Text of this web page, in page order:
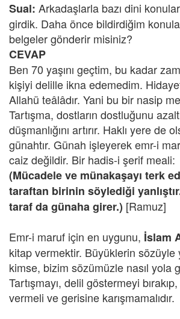
Sual: Arkadaşlarla bazı dini
girdik. Daha önce bildirdiğim
belgeler gönderir misiniz?
CEVAP
Ben 70 yaşını geçtim, bu kadar
kişiyi delille ikna edemedim.
Allahü teâlâdır. Yani bu bir nasip
Tartışma, dostların dostluğunu
düşmanlığını artırır. Haklı yere de
günahtır. Günah işleyerek emr-i
caiz değildir. Bir hadis-i şerif meali:
(Mücadele ve münakaşayı terk
taraftan birinin söylediği
taraf da günaha girer.) [Ramuz]
Emr-i maruf için en uygunu, İslam
kitap vermektir. Büyüklerin sözüyle
kimse, bizim sözümüzle nasıl yola
Tartışmayı, delil göstermeyi
vermeli ve gerisine karışmamalıdır.